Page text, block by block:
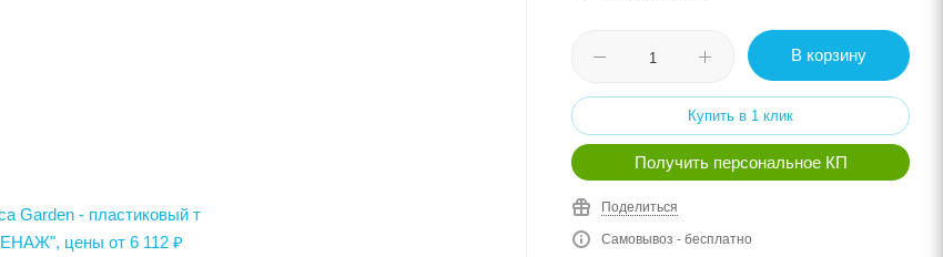
В корзину
Купить в 1 клик
Получить персональное КП
Поделиться
Самовывоз - бесплатно